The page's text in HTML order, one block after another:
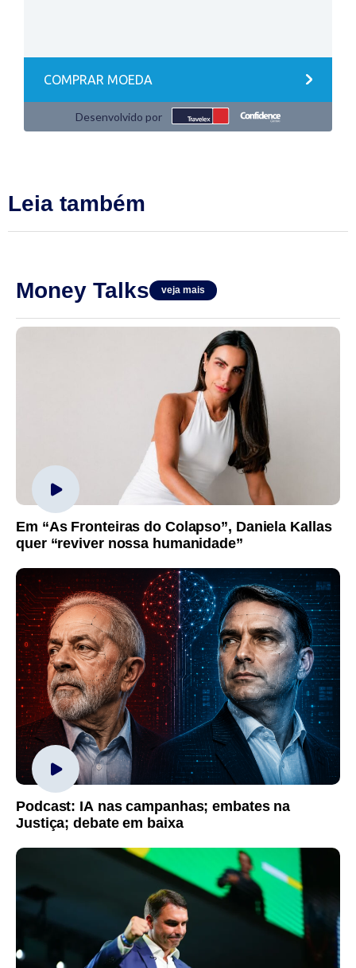
Leia também
Money Talks veja mais
Em “As Fronteiras do Colapso”, Daniela Kallas
quer “reviver nossa humanidade”
Podcast: IA nas campanhas; embates na
Justiça; debate em baixa